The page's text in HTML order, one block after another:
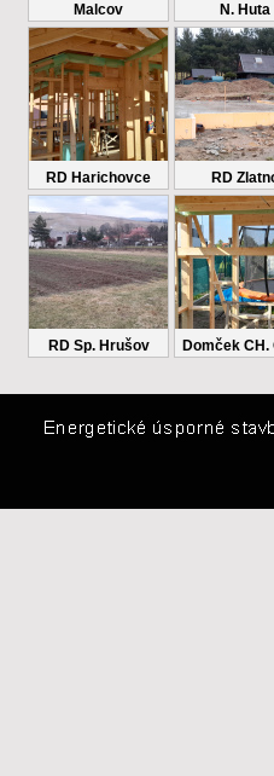
Malcov N. Huta
RD Harichovce RD
RD Sp. Hrušov Domček CH.